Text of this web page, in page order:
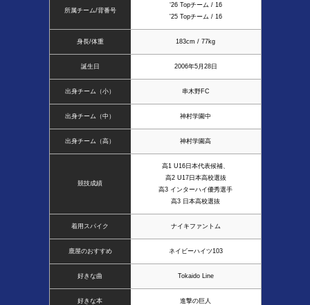
所属チーム/背番号
‘26 Topチーム / 16
'25 Topチーム / 16
身長/体重 183cm / 77kg
誕生日 2006年5月28日
出身チーム（小） 串木野FC
出身チーム（中） 神村学園中
出身チーム（高） 神村学園高
競技成績
高1 U16日本代表候補、
高2 U17日本高校選抜
高3 インターハイ優秀選手
高3 日本高校選抜
着用スパイク ナイキファントム
鹿屋のおすすめ ネイビーハイツ103
好きな曲 Tokaido Line
好きな本 進撃の巨人